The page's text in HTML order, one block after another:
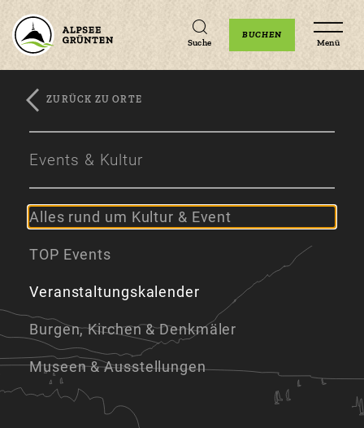
Zum
Zur
Zum
Suche
BUCHEN
Menü
ZURÜCK ZU ORTE
Events & Kultur
Alles rund um Kultur & Event
TOP Events
Veranstaltungskalender
Burgen, Kirchen & Denkmäler
Museen & Ausstellungen
Unterkünfte Veranstaltungen